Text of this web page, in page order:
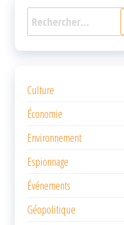
Rechercher :
Culture
Économie
Environnement
Espionnage
Événements
Géopolitique